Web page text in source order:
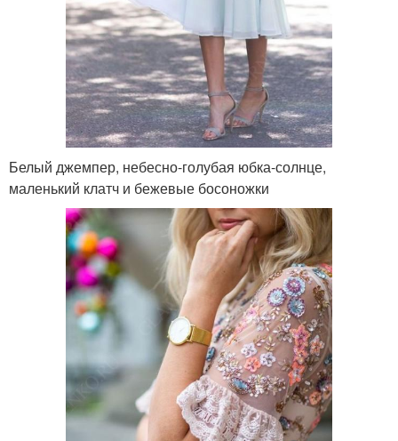
Белый джемпер, небесно-голубая юбка-солнце,
маленький клатч и бежевые босоножки